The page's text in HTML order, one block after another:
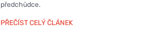
předchůdce.
PŘEČÍST CELÝ ČLÁNEK